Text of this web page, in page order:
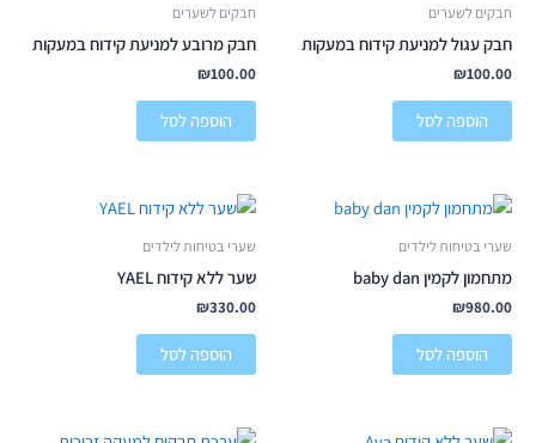
חבקים לשערים
חבק עגול למניעת קידוח במעקות
₪100.00
הוספה לסל
חבקים לשערים
חבק מרובע למניעת קידוח במעקות
₪100.00
הוספה לסל
שערי בטיחות לילדים
מתחמון לקמין baby dan
₪980.00
הוספה לסל
שערי בטיחות לילדים
שער ללא קידוח YAEL
₪330.00
הוספה לסל